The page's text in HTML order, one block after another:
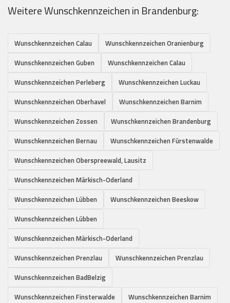
Weitere Wunschkennzeichen in Brandenburg:
Wunschkennzeichen Calau
Wunschkennzeichen Oranienburg
Wunschkennzeichen Guben
Wunschkennzeichen Calau
Wunschkennzeichen Perleberg
Wunschkennzeichen Luckau
Wunschkennzeichen Oberhavel
Wunschkennzeichen Barnim
Wunschkennzeichen Zossen
Wunschkennzeichen Brandenburg
Wunschkennzeichen Bernau
Wunschkennzeichen Fürstenwalde
Wunschkennzeichen Oberspreewald, Lausitz
Wunschkennzeichen Märkisch-Oderland
Wunschkennzeichen Lübben
Wunschkennzeichen Beeskow
Wunschkennzeichen Lübben
Wunschkennzeichen Märkisch-Oderland
Wunschkennzeichen Prenzlau
Wunschkennzeichen Prenzlau
Wunschkennzeichen BadBelzig
Wunschkennzeichen Finsterwalde
Wunschkennzeichen Barnim